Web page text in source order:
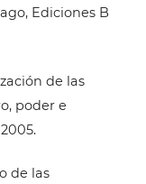
Ediciones B
de las
poder e
de las